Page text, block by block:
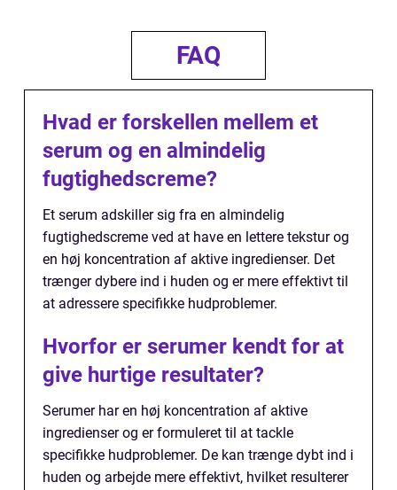
FAQ
Hvad er forskellen mellem et
serum og en almindelig
fugtighedscreme?
Et serum adskiller sig fra en almindelig
fugtighedscreme ved at have en lettere tekstur og
en høj koncentration af aktive ingredienser. Det
trænger dybere ind i huden og er mere effektivt til
at adressere specifikke hudproblemer.
Hvorfor er serumer kendt for at
give hurtige resultater?
Serumer har en høj koncentration af aktive
ingredienser og er formuleret til at tackle
specifikke hudproblemer. De kan trænge dybt ind i
huden og arbejde mere effektivt, hvilket resulterer